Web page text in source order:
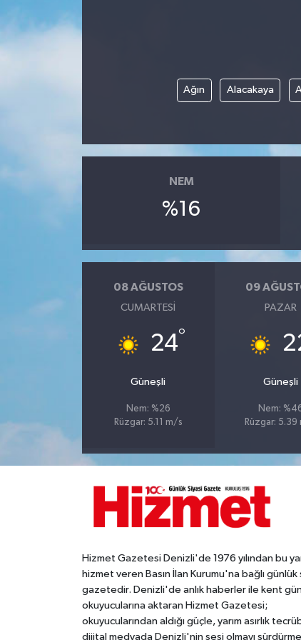
Ağın Alacakaya
NEM
%16
08 AĞUSTOS
CUMARTESI
24°
Güneşli
Nem: %26
Rüzgar: 5.11 m/s
09
PAZAR
Güneşli
Nem:
Rüzgar: 5.39
Hizmet Gazetesi Denizli'de 1976 yılından bu
hizmet veren Basın İlan Kurumu'na bağlı günlük
gazetedir. Denizli'de anlık haberler ile kent
okuyucularına aktaran Hizmet Gazetesi;
okuyucularından aldığı güçle, yarım asırlık
dijital medyada Denizli'nin sesi olmayı
ÖZEL HABER